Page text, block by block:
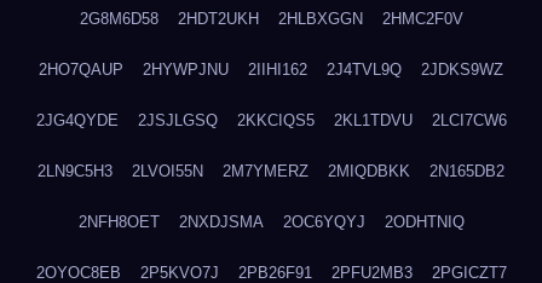
2G8M6D58 2HDT2UKH 2HLBXGGN 2HMC2F0V
2HO7QAUP 2HYWPJNU 2IIHI162 2J4TVL9Q 2JDKS9WZ
2JG4QYDE 2JSJLGSQ 2KKCIQS5 2KL1TDVU 2LCI7CW6
2LN9C5H3 2LVOI55N 2M7YMERZ 2MIQDBKK 2N165DB2
2NFH8OET 2NXDJSMA 2OC6YQYJ 2ODHTNIQ
2OYOC8EB 2P5KVO7J 2PB26F91 2PFU2MB3 2PGICZT7